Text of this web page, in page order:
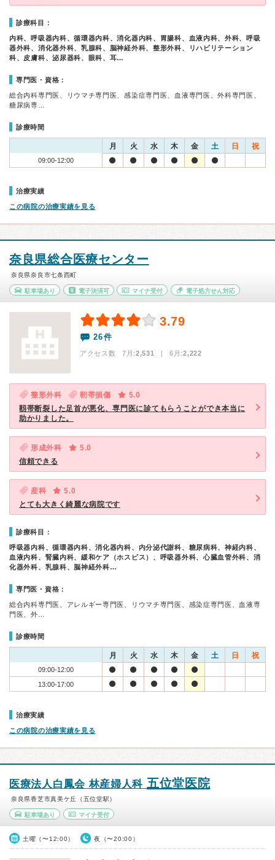
診療科目：
内科、呼吸器内科、循環器内科、消化器内科、胃腸科、血液内科、外科、呼吸
器外科、消化器外科、乳腺科、脳神経外科、整形外科、リハビリテーション
科、皮膚科、泌尿器科、眼科、耳…
専門医・資格：
総合内科専門医、リウマチ専門医、感染症専門医、血液専門医、外科専門医、
糖尿病専…
診療時間
月 火 水 木 金 土 日 祝
09:00-12:00
治療実績
この病院の治療実績を見る
奈良県総合医療センター
奈良県奈良市七条西町
駐車場あり 電子決済可 マイナ受付 電子処方せん対応
3.79
26件
アクセス数 7月:2,531 | 6月:2,222
整形外科 靭帯損傷
5.0
靱帯断裂した足首が悪化、専門医に診てもらうことができ本当に
助かりました。
形成外科
5.0
信頼できる
産科
5.0
とても大きく綺麗な病院です
診療科目：
呼吸器内科、循環器内科、消化器内科、内分泌代謝科、糖尿病科、神経内科、
血液内科、腎臓内科、緩和ケア（ホスピス）、呼吸器外科、心臓血管外科、消
化器外科、乳腺科、脳神経外科…
専門医・資格：
総合内科専門医、アレルギー専門医、リウマチ専門医、感染症専門医、血液専
門医、外…
診療時間
月 火 水 木 金 土 日 祝
09:00-12:00
13:00-17:00
治療実績
この病院の治療実績を見る
医療法人白鳳会 林産婦人科 五位堂医院
奈良県香芝市真美ケ丘（五位堂駅）
駐車場あり マイナ受付
土曜（〜12:00） 夜（〜20:00）